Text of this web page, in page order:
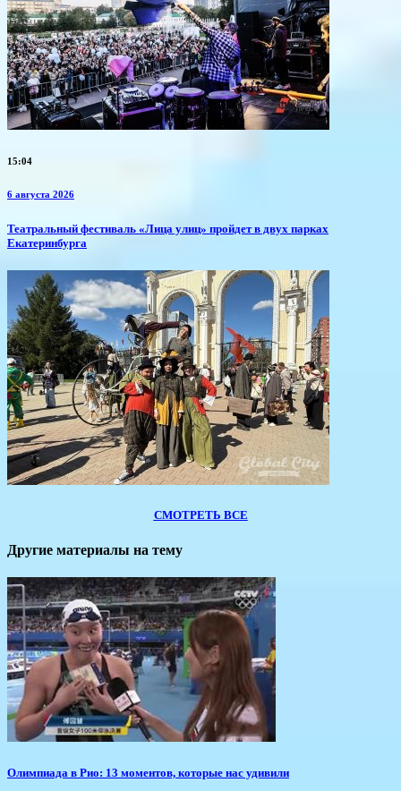
15:04
6 августа 2026
​Театральный фестиваль «Лица улиц» пройдет в двух парках
Екатеринбурга
СМОТРЕТЬ ВСЕ
Другие материалы на тему
Олимпиада в Рио: 13 моментов, которые нас удивили